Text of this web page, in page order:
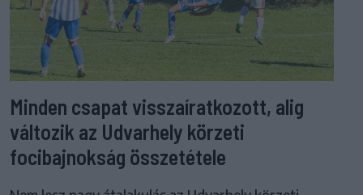
Minden csapat visszaíratkozott, alig
változik az Udvarhely körzeti
focibajnokság összetétele